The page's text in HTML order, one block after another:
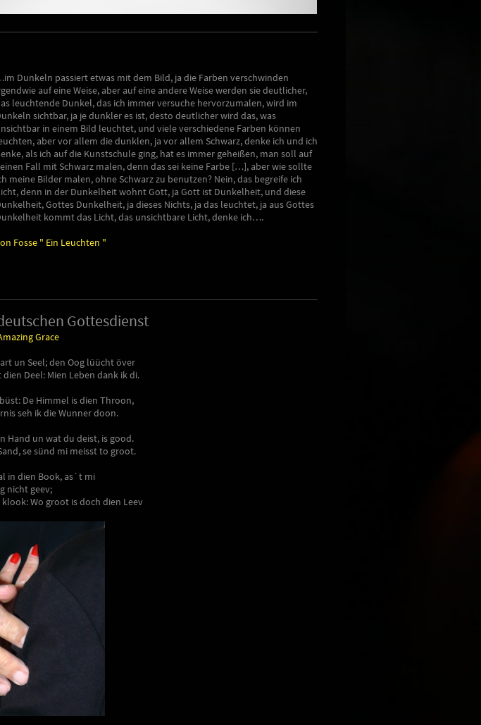
Dunkeln passiert etwas mit dem Bild, ja die Farben verschwinden
auf eine Weise, aber auf eine andere Weise werden sie deutlicher,
leuchtende Dunkel, das ich immer versuche hervorzumalen, wird im
sichtbar, ja je dunkler es ist, desto deutlicher wird das, was
in einem Bild leuchtet, und viele verschiedene Farben können
aber vor allem die dunklen, ja vor allem Schwarz, denke ich und ich
als ich auf die Kunstschule ging, hat es immer geheißen, man soll auf
Fall mit Schwarz malen, denn das sei keine Farbe […], aber wie sollte
meine Bilder malen, ohne Schwarz zu benutzen? Nein, das begreife ich
denn in der Dunkelheit wohnt Gott, ja Gott ist Dunkelheit, und diese
Gottes Dunkelheit, ja dieses Nichts, ja das leuchtet, ja aus Gottes
kommt das Licht, das unsichtbare Licht, denke ich….
Fosse " Ein Leuchten "
Gottesdienst
Grace
un Seel; den Oog lüücht över
Deel: Mien Leben dank ik di.
De Himmel is dien Throon,
seh ik die Wunner doon.
Hand un wat du deist, is good.
se sünd mi meisst to groot.
in dien Book, as`t mi
nicht geev;
Wo groot is doch dien Leev